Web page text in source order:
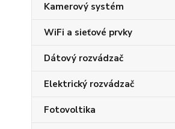
Kamerový systém
WiFi a sieťové prvky
Dátový rozvádzač
Elektrický rozvádzač
Fotovoltika